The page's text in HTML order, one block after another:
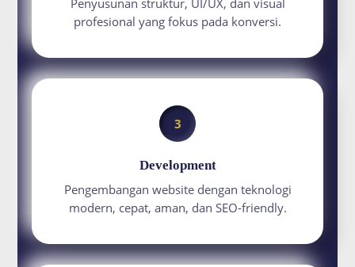
Penyusunan struktur, UI/UX, dan visual
profesional yang fokus pada konversi.
3
Development
Pengembangan website dengan teknologi
modern, cepat, aman, dan SEO-friendly.